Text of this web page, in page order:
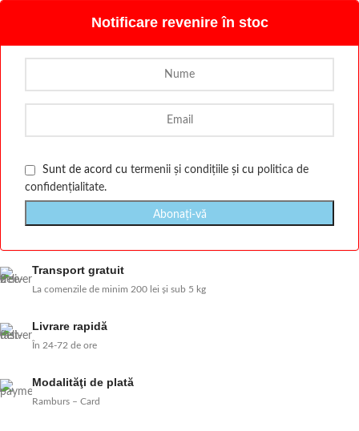
Notificare revenire în stoc
Sunt de acord cu termenii și condițiile și cu politica de
confidențialitate.
Transport gratuit
La comenzile de minim 200 lei și sub 5 kg
Livrare rapidă
În 24-72 de ore
Modalităţi de plată
Ramburs – Card